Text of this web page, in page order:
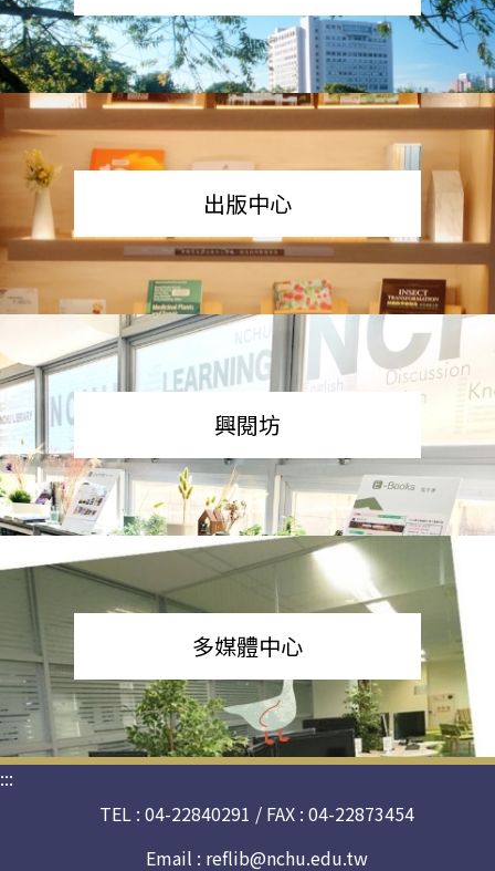
出版中心
興閱坊
多媒體中心
:::
TEL : 04-22840291 / FAX : 04-22873454
Email : reflib@nchu.edu.tw